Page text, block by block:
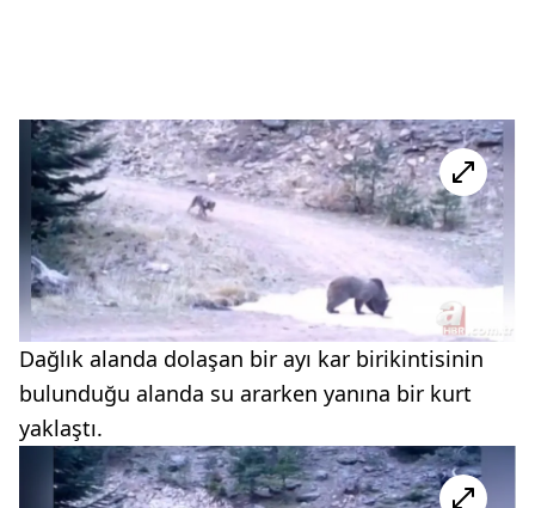
Dağlık alanda dolaşan bir ayı kar birikintisinin
bulunduğu alanda su ararken yanına bir kurt
yaklaştı.